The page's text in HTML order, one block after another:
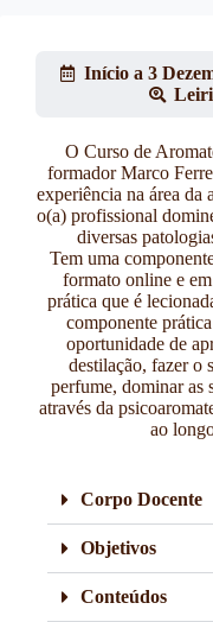
Início a 3
O Curso de
formador Marco
experiência na área da
o(a) profissional
diversas
Tem uma
formato online e
prática que é
componente
oportunidade de
destilação, fazer o
perfume, dominar as
através da
ao
Corpo Docente
Objetivos
Conteúdos